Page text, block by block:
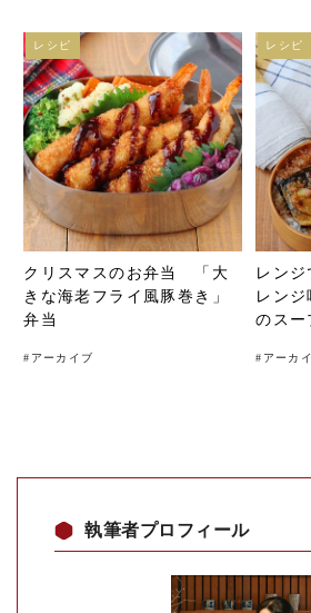
クリスマスのお弁当 「大
きな海老フライ風豚巻き」
弁当
# アーカイブ
レシピ
レン
レン
のスー
# アーカ
レシピ
執筆者プロフィール